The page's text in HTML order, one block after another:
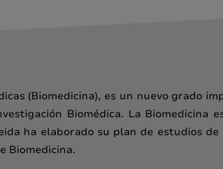
(Biomedicina), es un nuevo grado
Biomédica. La Biomedicina
ha elaborado su plan de estudios
Biomedicina.